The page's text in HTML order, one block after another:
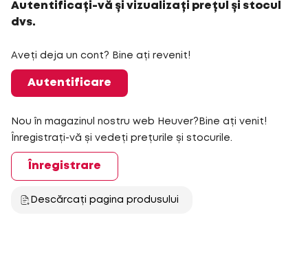
Autentificați-vă și vizualizați prețul și stocul
dvs.
Aveți deja un cont? Bine ați revenit!
Autentificare
Nou în magazinul nostru web Heuver?Bine ați venit!
Înregistrați-vă și vedeți prețurile și stocurile.
Înregistrare
Descărcați pagina produsului